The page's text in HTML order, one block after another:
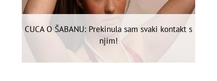
CUCA O ŠABANU: Prekinula sam svaki kontakt s
njim!